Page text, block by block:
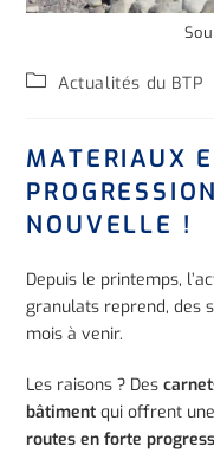
Actualités du BTP
MATERIAUX
NOUVELLE !
Depuis le printemps,
granulats reprend, des
mois à venir.
Les raisons ? Des
bâtiment qui offrent
routes en forte